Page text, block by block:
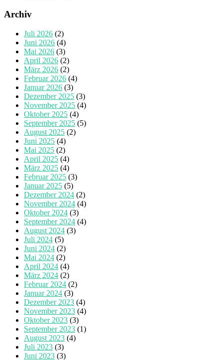
Archiv
Juli 2026 (2)
Juni 2026 (4)
Mai 2026 (3)
April 2026 (2)
März 2026 (2)
Februar 2026 (4)
Januar 2026 (3)
Dezember 2025 (3)
November 2025 (4)
Oktober 2025 (4)
September 2025 (5)
August 2025 (2)
Juni 2025 (4)
Mai 2025 (2)
April 2025 (4)
März 2025 (4)
Februar 2025 (3)
Januar 2025 (5)
Dezember 2024 (2)
November 2024 (4)
Oktober 2024 (3)
September 2024 (4)
August 2024 (3)
Juli 2024 (5)
Juni 2024 (2)
Mai 2024 (2)
April 2024 (4)
März 2024 (2)
Februar 2024 (2)
Januar 2024 (3)
Dezember 2023 (4)
November 2023 (4)
Oktober 2023 (3)
September 2023 (1)
August 2023 (4)
Juli 2023 (3)
Juni 2023 (3)